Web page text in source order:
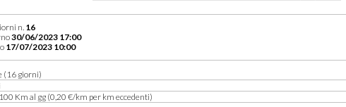
n.16
30/06/2023 17:00
17/07/2023 10:00
(16 giorni)
Km al gg (0,20 €/km per km eccedenti)